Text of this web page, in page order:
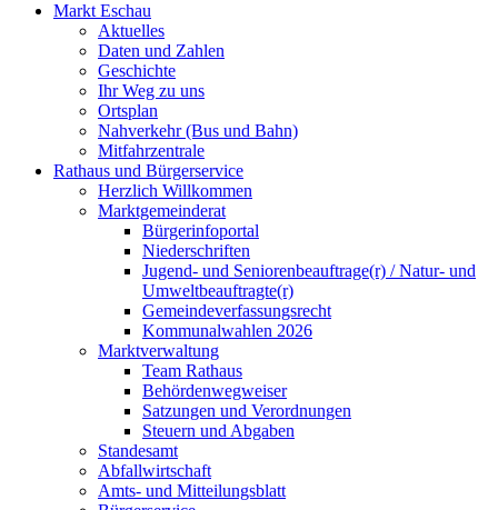
Markt Eschau
Aktuelles
Daten und Zahlen
Geschichte
Ihr Weg zu uns
Ortsplan
Nahverkehr (Bus und Bahn)
Mitfahrzentrale
Rathaus und Bürgerservice
Herzlich Willkommen
Marktgemeinderat
Bürgerinfoportal
Niederschriften
Jugend- und Seniorenbeauftrage(r) / Natur- und
Umweltbeauftragte(r)
Gemeindeverfassungsrecht
Kommunalwahlen 2026
Marktverwaltung
Team Rathaus
Behördenwegweiser
Satzungen und Verordnungen
Steuern und Abgaben
Standesamt
Abfallwirtschaft
Amts- und Mitteilungsblatt